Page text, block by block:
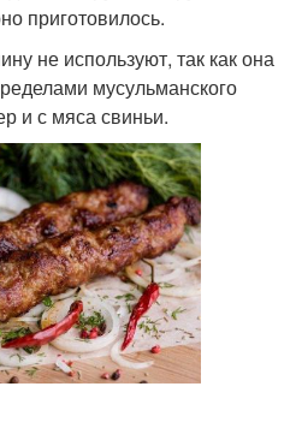
приготовилось.
не используют, так как она
мусульманского
и с мяса свиньи.